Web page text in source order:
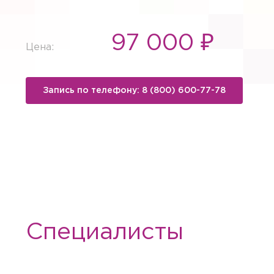
Цена: 97 000 ₽
Запись по телефону: 8 (800) 600-77-78
СпециалистыВызов